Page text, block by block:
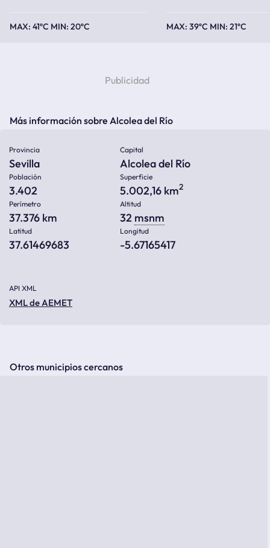
41ºC 20ºC 39ºC 21ºC
Más información sobre Alcolea del Río
Provincia
Sevilla
Capital
Alcolea del Río
Población
3.402
Superficie
5.002,16 km2
Perímetro
37.376 km
Altitud
32 msnm
Latitud
37.61469683
Longitud
-5.67165417
API XML
XML de AEMET
Otros municipios cercanos